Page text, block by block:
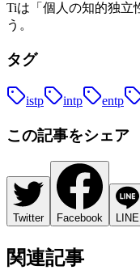
Tiは「個人の知的独立
う。
タグ
istp intp entp
この記事をシェア
Twitter Facebook LINE
関連記事